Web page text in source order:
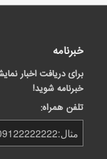
خبرنامه
برای دریافت اخبار
خبرنامه شوید!
تلفن همراه: